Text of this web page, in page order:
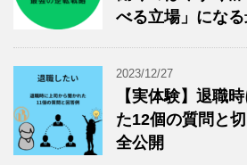
べる立場」にな
2023/12/27
【実体験】退職
た12個の質問と
全公開